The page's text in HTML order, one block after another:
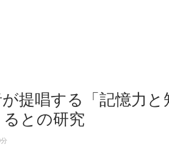
提唱する「記憶力
との研究